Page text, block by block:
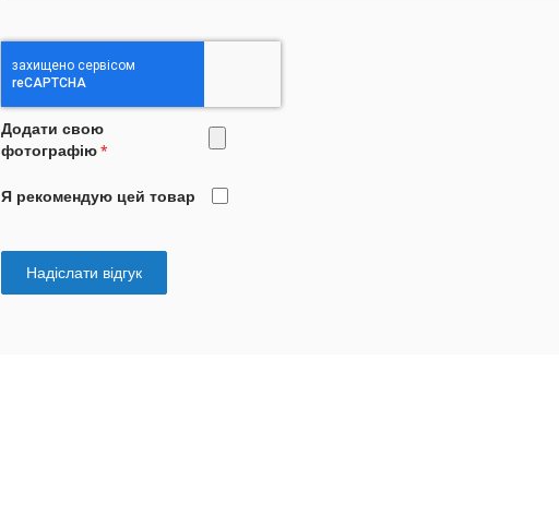
Додати свою
фотографію
Я рекомендую цей товар
Надіслати відгук